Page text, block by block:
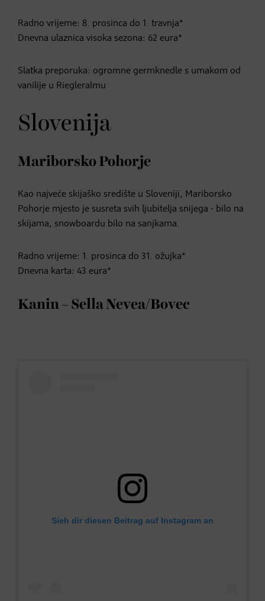
Radno vrijeme: 8. prosinca do 1. travnja*
Dnevna ulaznica visoka sezona: 62 eura*
Slatka preporuka: ogromne germknedle s umakom od
vanilije u Riegleralmu
Slovenija
Mariborsko Pohorje
Kao najveće skijaško središte u Sloveniji, Mariborsko
Pohorje mjesto je susreta svih ljubitelja snijega - bilo na
skijama, snowboardu bilo na sanjkama.
Radno vrijeme: 1. prosinca do 31. ožujka*
Dnevna karta: 43 eura*
Kanin – Sella Nevea/Bovec
Sieh dir diesen Beitrag auf Instagram an